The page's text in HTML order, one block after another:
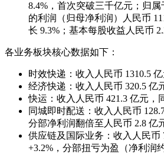
8.4%，首次突破三千亿元；归
的利润（归母净利润）人民币
长 9.3%；基本每股收益人民币
各业务板块核心数据如下：
时效快递：收入人民币 1310.5 亿
经济快递：收入人民币 320.5 亿
快运：收入人民币 421.3 亿元，
同城即时配送：收入人民币
分部净利润翻倍至人民币 2.8 亿
供应链及国际业务：收入人民币
+3.2%，分部扭亏为盈（净利润